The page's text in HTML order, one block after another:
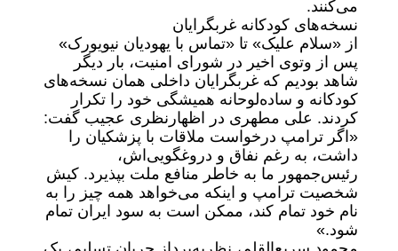
می‌کنند.
نسخه‌های کودکانه غربگرایان
از «سلام علیک» تا «تماس با یهودیان نیویورک»
پس از وتوی اخیر در شورای امنیت، بار دیگر
شاهد بودیم که غربگرایان داخلی همان نسخه‌های
کودکانه و ساده‌لوحانه همیشگی خود را تکرار
کردند. علی مطهری در اظهارنظری عجیب گفت:
«اگر ترامپ درخواست ملاقات با پزشکیان را
داشت، به رغم نفاق و دروغگویی‌اش،
رئیس‌جمهور ما به خاطر منافع ملت بپذیرد. کیش
شخصیت ترامپ و اینکه می‌خواهد همه چیز را به
نام خود تمام کند، ممکن است به سود ایران تمام
شود.»